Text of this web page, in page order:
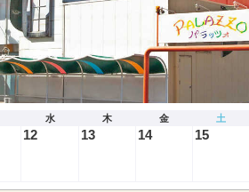
水 木 金 土
12 13 14 15